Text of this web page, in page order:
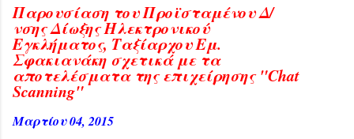
Παρουσίαση του Προϊσταμένου Δ/
νσης Δίωξης Ηλεκτρονικού
Εγκλήματος, Ταξίαρχου Εμ.
Σφακιανάκη σχετικά με τα
αποτελέσματα της επιχείρησης "Chat
Scanning"
Μαρτίου 04, 2015